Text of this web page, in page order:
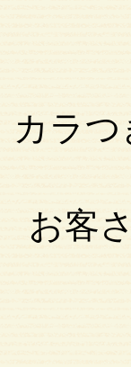
カラ
お客